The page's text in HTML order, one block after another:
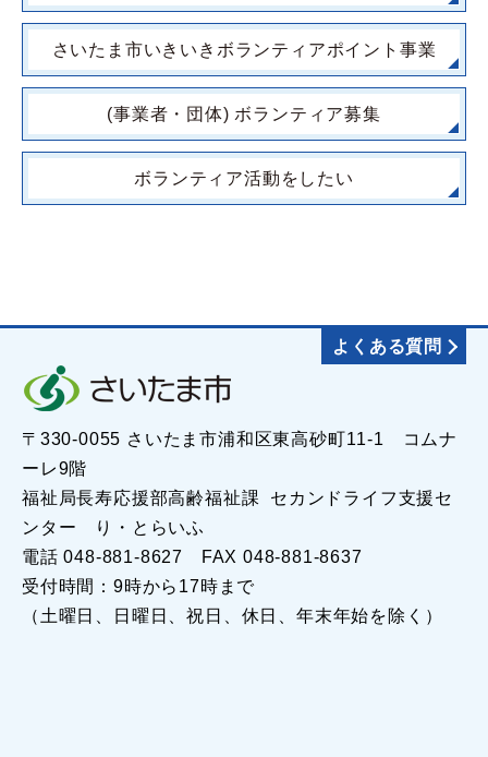
さいたま市いきいきボランティアポイント事業
(事業者・団体) ボランティア募集
ボランティア活動をしたい
よくある質問
〒330-0055 さいたま市浦和区東高砂町11-1 コムナ
ーレ9階
福祉局長寿応援部高齢福祉課 セカンドライフ支援セ
ンター り・とらいふ
電話 048-881-8627 FAX 048-881-8637
受付時間：9時から17時まで
（土曜日、日曜日、祝日、休日、年末年始を除く）